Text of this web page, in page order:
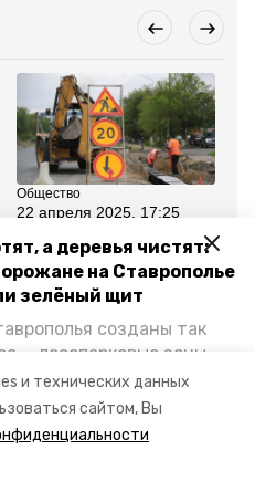
и технических данных
сайтом, Вы
а деревья чистят:
на Ставрополье
зелёный щит
созданы так
— лесопарковые зоны,
выхлопных
ли они с
автотранспорта и
края, узнала
Общество
22 апреля 2025, 17:25
грейдирование
проводят на дорогах в
Ессентуках